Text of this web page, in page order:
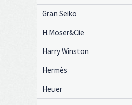
Gran Seiko
H.Moser&Cie
Harry Winston
Hermès
Heuer